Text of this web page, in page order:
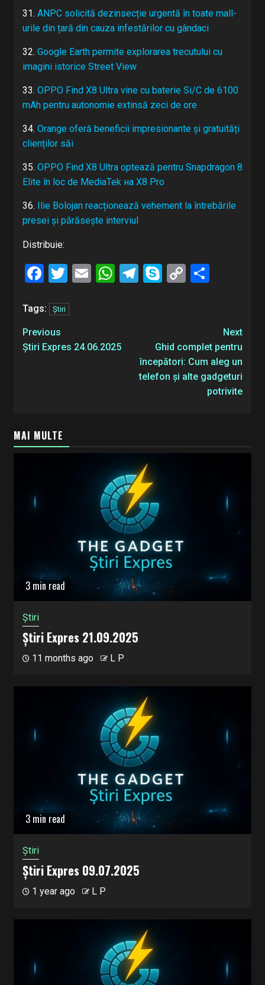
31. ANPC solicită dezinsecție urgentă în toate mall-
urile din țară din cauza infestărilor cu gândaci
32. Google Earth permite explorarea trecutului cu
imagini istorice Street View
33. OPPO Find X8 Ultra vine cu baterie Si/C de 6100
mAh pentru autonomie extinsă zeci de ore
34. Orange oferă beneficii impresionante și gratuități
clienților săi
35. OPPO Find X8 Ultra optează pentru Snapdragon 8
Elite în loc de MediaTek на X8 Pro
36. Ilie Bolojan reacționează vehement la întrebările
presei și părăsește interviul
Distribuie:
FacebookTwitterEmail WhatsAppTelegramSkype Copy
Link
Tags: Știri
Post
navigation
Previous
Știri Expres 24.06.2025
Next
Ghid complet pentru
începători: Cum aleg un
telefon și alte gadgeturi
potrivite
MAI MULTE
3 min read
Știri
Știri Expres 21.09.2025
11 months ago L P
3 min read
Știri
Știri Expres 09.07.2025
1 year ago L P